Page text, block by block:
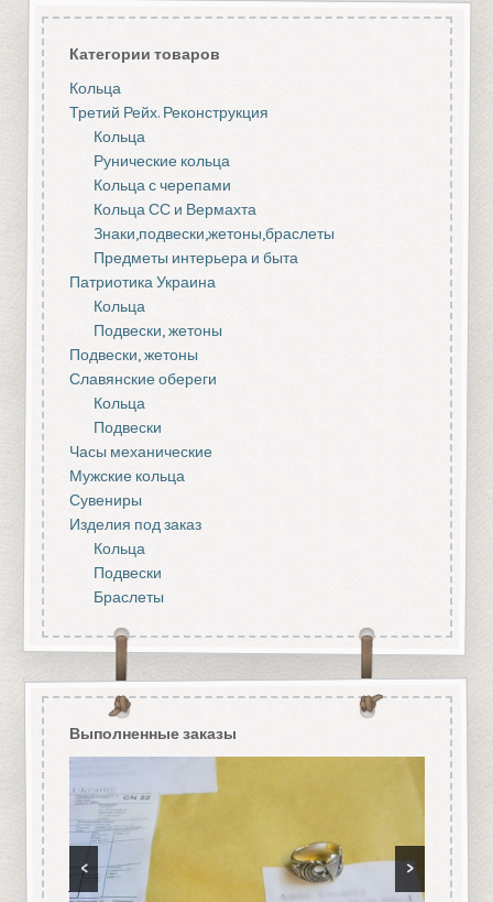
Категории товаров
Кольца
Третий Рейх. Реконструкция
Кольца
Рунические кольца
Кольца с черепами
Кольца СС и Вермахта
Знаки,подвески,жетоны,браслеты
Предметы интерьера и быта
Патриотика Украина
Кольца
Подвески, жетоны
Подвески, жетоны
Славянские обереги
Кольца
Подвески
Часы механические
Мужские кольца
Сувениры
Изделия под заказ
Кольца
Подвески
Браслеты
Выполненные заказы
< >